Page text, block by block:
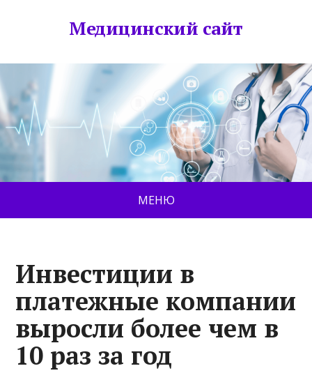
Медицинский сайт
МЕНЮ
Инвестиции в
платежные компании
выросли более чем в
10 раз за год